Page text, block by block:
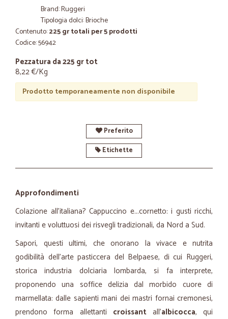
Brand: Ruggeri
Tipologia dolci: Brioche
Contenuto:225 gr totali per 5 prodotti
Codice: 56942
Pezzatura da 225 gr tot
8,22 €/Kg
Prodotto temporaneamente non disponibile
Preferito
Etichette
Approfondimenti
Colazione all'italiana? Cappuccino e...cornetto: i gusti ricchi,
invitanti e voluttuosi dei risvegli tradizionali, da Nord a Sud.
Sapori, questi ultimi, che onorano la vivace e nutrita
godibilità dell'arte pasticcera del Belpaese, di cui Ruggeri,
storica industria dolciaria lombarda, si fa interprete,
proponendo una soffice delizia dal morbido cuore di
marmellata: dalle sapienti mani dei mastri fornai cremonesi,
prendono forma allettanti croissant all'albicocca, qui